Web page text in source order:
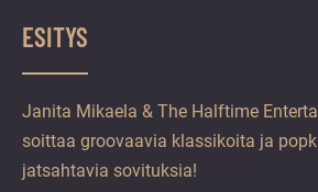
ESITYS
Janita Mikaela & The Halftime
soittaa groovaavia klassikoita ja
jatsahtavia sovituksia!